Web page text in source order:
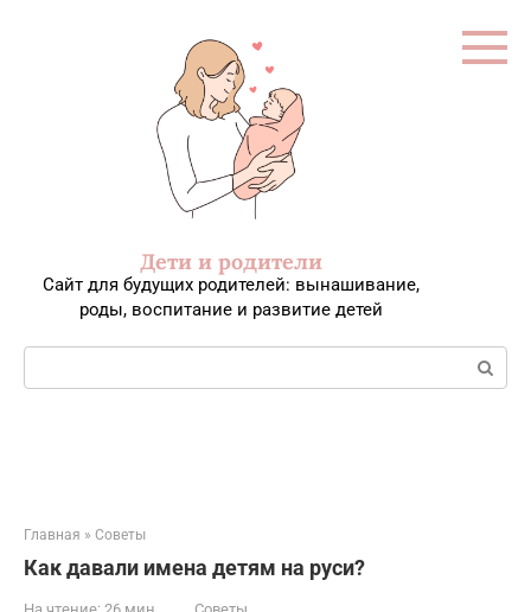
Дети и родители
Сайт для будущих родителей: вынашивание,
роды, воспитание и развитие детей
Поиск:
Главная » Советы
Как давали имена детям на руси?